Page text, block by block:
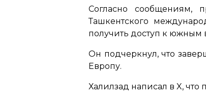
Согласно сообщениям,
Ташкентского
получить доступ к южным
Он подчеркнул, что
Европу.
Халилзад написал в X,